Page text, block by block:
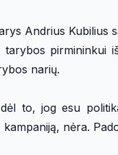
Andrius Kubilius
tarybos
narių.
dėl to, jog esu
nėra.